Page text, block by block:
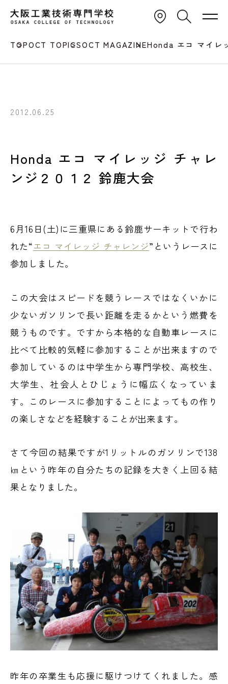
TOPOCT TOPICSOCT MAGAZINEHonda エコ マイレ
2012.06.25
Honda エコ マイレッジ チャレ
ンジ２０１２ 鈴鹿大会
6月16日(土)に三重県にある鈴鹿サーキットで行わ
れた“エコ マイレッジ チャレンジ”というレースに
参加しました。
この大会はスピードを競うレースではなくいかに
少ないガソリンで長い距離を走るかという燃費を
競うものです。ですから本格的な自動車レースに
比べて比較的気軽に参加することが出来ますので
参加しているのは中学生から専門学校、高校生、
大学生、社会人とひじょうに幅広くなっていま
す。このレースに参加することによってもの作り
の楽しさなどを経験することが出来ます。
さて今回の結果ですが1リットルのガソリンで138
㎞という昨年の自分たちの記録を大きく上回る結
果となりました。
昨年の卒業生も応援に駆けつけてくれました。感